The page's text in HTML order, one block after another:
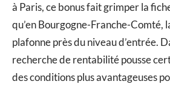
à Paris, ce bonus fait grimper la
qu’en Bourgogne-Franche-Comté,
plafonne près du niveau d’entrée.
recherche de rentabilité pousse
des conditions plus avantageuses